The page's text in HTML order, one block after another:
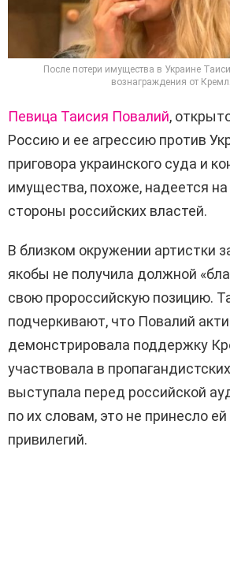
После потери имущества в Украине
вознаграждения от
Певица Таисия Повалий,
Россию и ее агрессию против
приговора украинского суда и
имущества, похоже, надеется
стороны российских властей.
В близком окружении артистки
якобы не получила должной
свою пророссийскую позицию.
подчеркивают, что Повалий
демонстрировала поддержку
участвовала в
выступала перед российской
по их словам, это не принесло
привилегий.